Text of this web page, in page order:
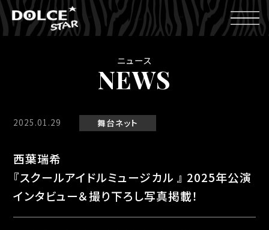
ニュース
NEWS
2025.01.29 舞台ネット
西葉瑞希
『スクールアイドルミュージカル 』 2025年公演
インタビュー＆撮り下ろし写真掲載！